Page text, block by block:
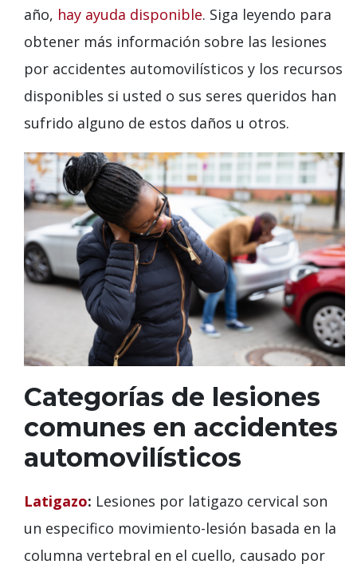
año, hay ayuda disponible. Siga leyendo para
obtener más información sobre las lesiones
por accidentes automovilísticos y los recursos
disponibles si usted o sus seres queridos han
sufrido alguno de estos daños u otros.
Categorías de lesiones
comunes en accidentes
automovilísticos
Latigazo: Lesiones por latigazo cervical son
un especifico movimiento-lesión basada en la
columna vertebral en el cuello, causado por